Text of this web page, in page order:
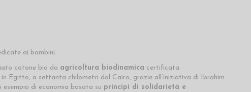
ai bambini.
cotone bio da agricoltura biodinamica certificata
Egitto, a settanta chilometri dal Cairo, grazie all’iniziativa di Ibrahim
di economia basata su principi di solidarietà e